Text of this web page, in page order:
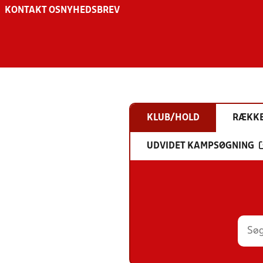
KONTAKT OS NYHEDSBREV
KLUB/HOLD
UDVIDET KAMPSØGNING